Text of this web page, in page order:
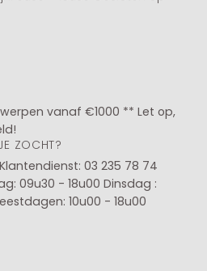
vanaf €1000 ** Let op,
ZOCHT?
Klantendienst: 03 235 78 74
09u30 - 18u00 Dinsdag :
10u00 - 18u00